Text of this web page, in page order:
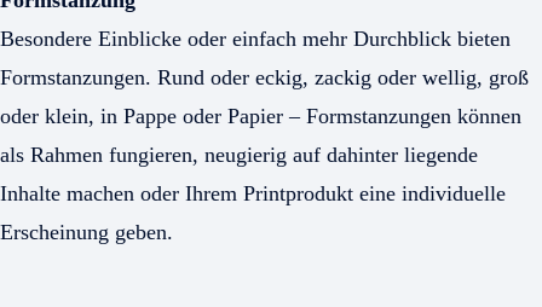
Besondere Einblicke oder einfach mehr Durchblick bieten
Formstanzungen. Rund oder eckig, zackig oder wellig, groß
oder klein, in Pappe oder Papier – Formstanzungen können
als Rahmen fungieren, neugierig auf dahinter liegende
Inhalte machen oder Ihrem Printprodukt eine individuelle
Erscheinung geben.